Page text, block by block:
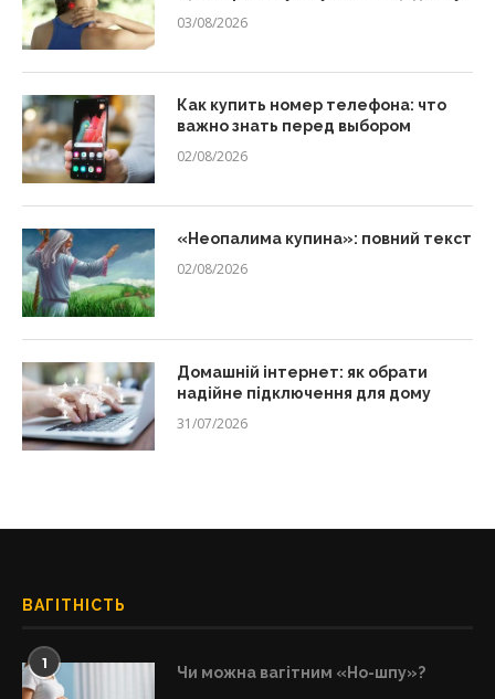
03/08/2026
Как купить номер телефона: что
важно знать перед выбором
02/08/2026
«Неопалима купина»: повний текст
02/08/2026
Домашній інтернет: як обрати
надійне підключення для дому
31/07/2026
ВАГІТНІСТЬ
1 Чи можна вагітним «Но-шпу»?